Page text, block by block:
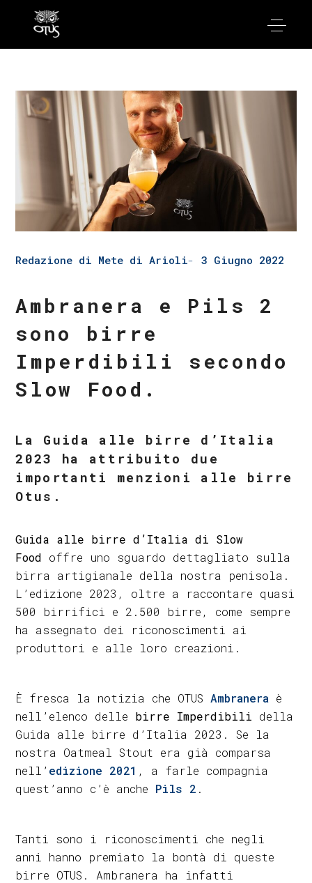
Redazione di Mete di Arioli 3 Giugno 2022
Ambranera e Pils 2
sono birre
Imperdibili secondo
Slow Food.
La Guida alle birre d’Italia
2023 ha attribuito due
importanti menzioni alle birre
Otus.
Guida alle birre d’Italia di Slow
Food offre uno sguardo dettagliato sulla
birra artigianale della nostra penisola.
L’edizione 2023, oltre a raccontare quasi
500 birrifici e 2.500 birre, come sempre
ha assegnato dei riconoscimenti ai
produttori e alle loro creazioni.
È fresca la notizia che OTUSAmbranera è
nell’elenco delle birre Imperdibili della
Guida alle birre d’Italia 2023. Se la
nostra Oatmeal Stout era già comparsa
nell’ edizione 2021 , a farle compagnia
quest’anno c’è anche Pils 2 .
Tanti sono i riconoscimenti che negli
anni hanno premiato la bontà di queste
birre OTUS. Ambranera ha infatti